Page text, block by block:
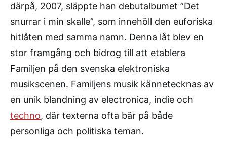
därpå, 2007, släppte han debutalbumet ”Det
snurrar i min skalle”, som innehöll den euforiska
hitlåten med samma namn. Denna låt blev en
stor framgång och bidrog till att etablera
Familjen på den svenska elektroniska
musikscenen. Familjens musik kännetecknas av
en unik blandning av electronica, indie och
techno, där texterna ofta bär på både
personliga och politiska teman.